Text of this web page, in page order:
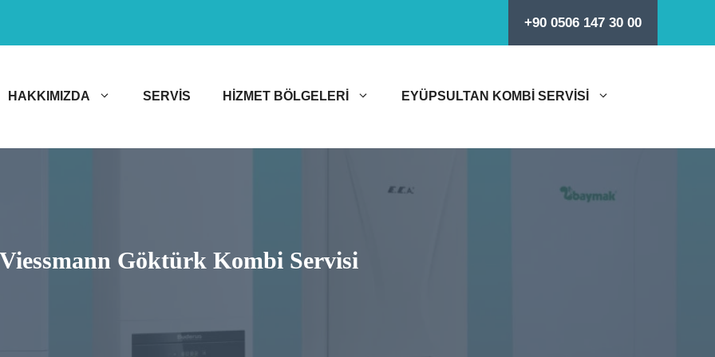
+90 0506 147 30 00
HAKKIMIZDA SERVIS HIZMET BÖLGELERI EYÜPSULTAN KOMBI SERVISI
Viessmann Göktürk Kombi Servisi